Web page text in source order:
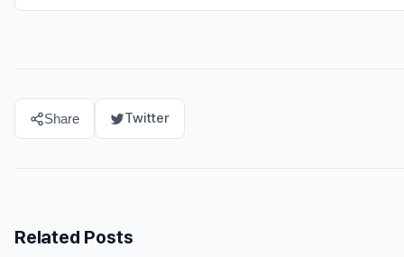
Share Twitter
Related Posts